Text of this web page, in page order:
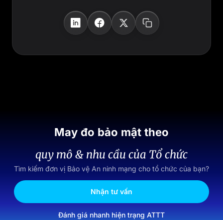
May đo bảo mật theo
quy mô & nhu cầu của Tổ chức
Tìm kiếm đơn vị Bảo vệ An ninh mạng cho tổ chức của bạn?
Nhận tư vấn
Đánh giá nhanh hiện trạng ATTT